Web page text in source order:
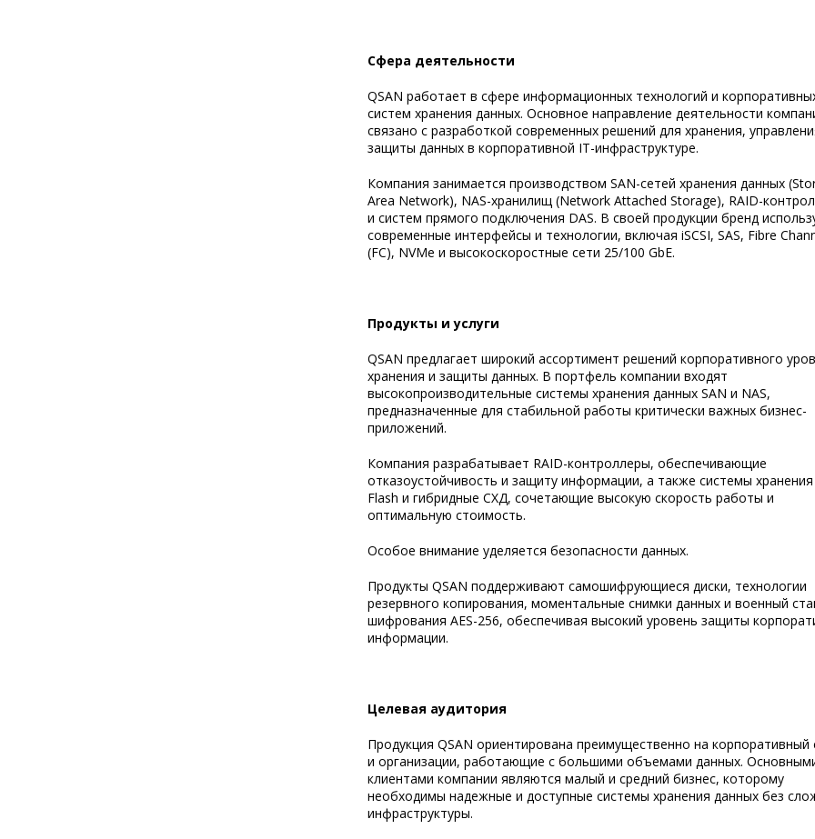
Сфера деятельности
QSAN работает в сфере информационных технологий и
систем хранения данных. Основное направление деятельности
связано с разработкой современных решений для хранения,
защиты данных в корпоративной IT-инфраструктуре.
Компания занимается производством SAN-сетей хранения данных
Area Network), NAS-хранилищ (Network Attached Storage), RAID-
и систем прямого подключения DAS. В своей продукции бренд
современные интерфейсы и технологии, включая iSCSI, SAS, Fibre
(FC), NVMe и высокоскоростные сети 25/100 GbE.
Продукты и услуги
QSAN предлагает широкий ассортимент решений корпоративного
хранения и защиты данных. В портфель компании входят
высокопроизводительные системы хранения данных SAN и NAS,
предназначенные для стабильной работы критически важных бизнес-
приложений.
Компания разрабатывает RAID-контроллеры, обеспечивающие
отказоустойчивость и защиту информации, а также системы хранения
Flash и гибридные СХД, сочетающие высокую скорость работы и
оптимальную стоимость.
Особое внимание уделяется безопасности данных.
Продукты QSAN поддерживают самошифрующиеся диски, технологии
резервного копирования, моментальные снимки данных и военный
шифрования AES-256, обеспечивая высокий уровень защиты
информации.
Целевая аудитория
Продукция QSAN ориентирована преимущественно на корпоративный
и организации, работающие с большими объемами данных.
клиентами компании являются малый и средний бизнес, которому
необходимы надежные и доступные системы хранения данных без
инфраструктуры.